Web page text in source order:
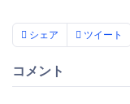
シェア ツイート
コメント